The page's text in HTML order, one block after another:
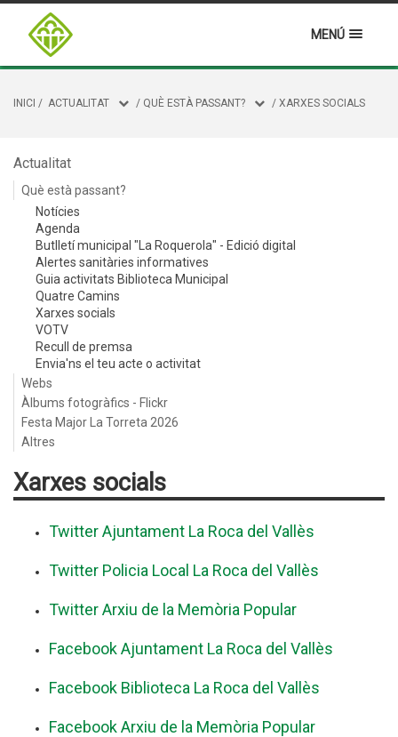
MENÚ
INICI / ACTUALITAT / QUÈ ESTÀ PASSANT? / XARXES SOCIALS
Actualitat
Què està passant?
Notícies
Agenda
Butlletí municipal "La Roquerola" - Edició digital
Alertes sanitàries informatives
Guia activitats Biblioteca Municipal
Quatre Camins
Xarxes socials
VOTV
Recull de premsa
Envia'ns el teu acte o activitat
Webs
Àlbums fotogràfics - Flickr
Festa Major La Torreta 2026
Altres
Xarxes socials
Twitter Ajuntament La Roca del Vallès
Twitter Policia Local La Roca del Vallès
Twitter Arxiu de la Memòria Popular
Facebook Ajuntament La Roca del Vallès
Facebook Biblioteca La Roca del Vallès
Facebook Arxiu de la Memòria Popular